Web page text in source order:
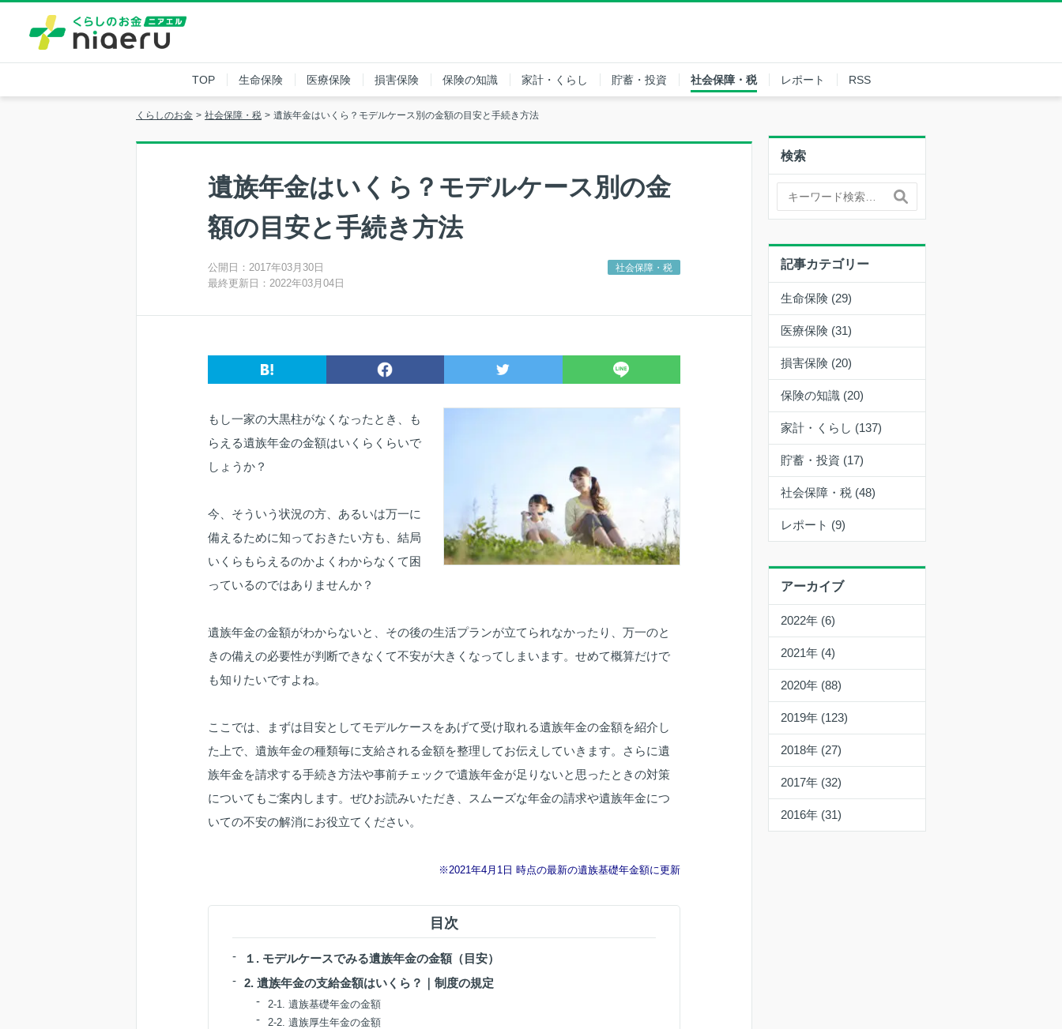
TOP 生命保険 医療保険 損害保険 保険の知識 家計・くらし 貯蓄・投資 社会保障・税 レポート RSS
くらしのお金 社会保障・税 遺族年金はいくら？モデルケース別の金額の目安と手続き方法
遺族年金はいくら？モデルケース別の金
額の目安と手続き方法
公開日：2017年03月30日
最終更新日：2022年03月04日
社会保障・税
もし一家の大黒柱がなくなったとき、も
らえる遺族年金の金額はいくらくらいで
しょうか？
今、そういう状況の方、あるいは万一に
備えるために知っておきたい方も、結局
いくらもらえるのかよくわからなくて困
っているのではありませんか？
遺族年金の金額がわからないと、その後の生活プランが立てられなかったり、万一のと
きの備えの必要性が判断できなくて不安が大きくなってしまいます。せめて概算だけで
も知りたいですよね。
ここでは、まずは目安としてモデルケースをあげて受け取れる遺族年金の金額を紹介し
た上で、遺族年金の種類毎に支給される金額を整理してお伝えしていきます。さらに遺
族年金を請求する手続き方法や事前チェックで遺族年金が足りないと思ったときの対策
についてもご案内します。ぜひお読みいただき、スムーズな年金の請求や遺族年金につ
いての不安の解消にお役立てください。
※2021年4月1日 時点の最新の遺族基礎年金額に更新
目次
１. モデルケースでみる遺族年金の金額（目安）
2. 遺族年金の支給金額はいくら？｜制度の規定
2-1. 遺族基礎年金の金額
2-2. 遺族厚生年金の金額
検索
記事カテゴリー
生命保険 (29)
医療保険 (31)
損害保険 (20)
保険の知識 (20)
家計・くらし (137)
貯蓄・投資 (17)
社会保障・税 (48)
レポート (9)
アーカイブ
2022年 (6)
2021年 (4)
2020年 (88)
2019年 (123)
2018年 (27)
2017年 (32)
2016年 (31)